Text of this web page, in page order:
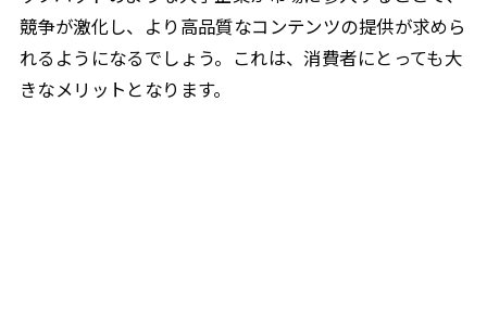
競争が激化し、より高品質なコンテンツの提供が求めら
れるようになるでしょう。これは、消費者にとっても大
きなメリットとなります。